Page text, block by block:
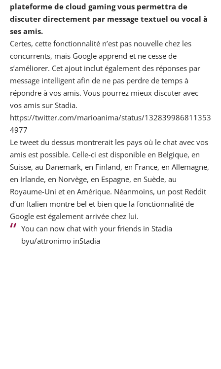
plateforme de cloud gaming vous permettra de
discuter directement par message textuel ou vocal à
ses amis.
Certes, cette fonctionnalité n’est pas nouvelle chez les
concurrents, mais Google apprend et ne cesse de
s’améliorer. Cet ajout inclut également des réponses par
message intelligent afin de ne pas perdre de temps à
répondre à vos amis. Vous pourrez mieux discuter avec
vos amis sur Stadia.
https://twitter.com/marioanima/status/132839986811353
4977
Le tweet du dessus montrerait les pays où le chat avec vos
amis est possible. Celle-ci est disponible en Belgique, en
Suisse, au Danemark, en Finland, en France, en Allemagne,
en Irlande, en Norvège, en Espagne, en Suède, au
Royaume-Uni et en Amérique. Néanmoins, un post Reddit
d’un Italien montre bel et bien que la fonctionnalité de
Google est également arrivée chez lui.
You can now chat with your friends in Stadia
byu/attronimoinStadia